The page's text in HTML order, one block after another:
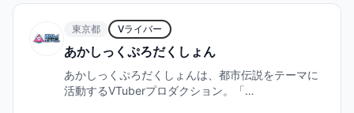
東京都 Vライバー
あかしっくぷろだくしょん
あかしっくぷろだくしょんは、都市伝説をテーマに
活動するVTuberプロダクション。「…